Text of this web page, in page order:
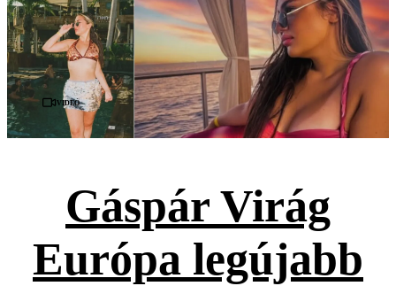
Videó
Gáspár Virág
Európa legújabb